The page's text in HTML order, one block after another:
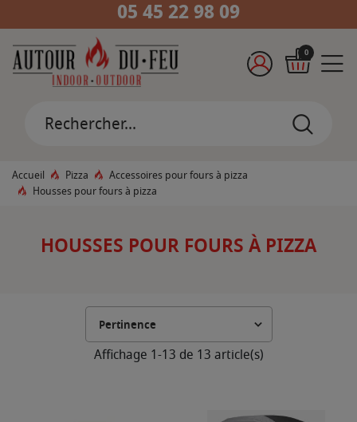
05 45 22 98 09
0
Accueil Pizza
Accessoires pour fours à pizza
Housses pour fours à pizza
HOUSSES POUR FOURS À PIZZA
Affichage 1-13 de 13 article(s)